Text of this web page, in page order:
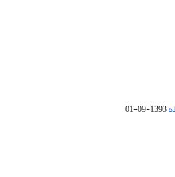
1393-09-01